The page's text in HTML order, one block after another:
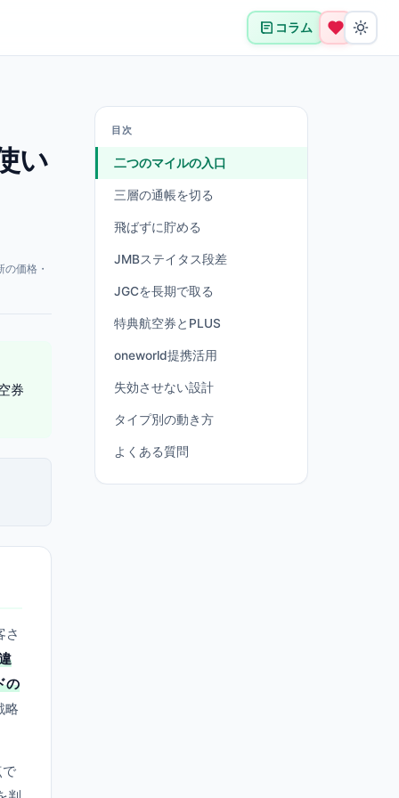
コラム
い
価格・
券
さ
の
略
目次
二つのマイルの入口
三層の通帳を切る
飛ばずに貯める
JMBステイタス段差
JGCを長期で取る
特典航空券とPLUS
oneworld提携活用
失効させない設計
タイプ別の動き方
よくある質問